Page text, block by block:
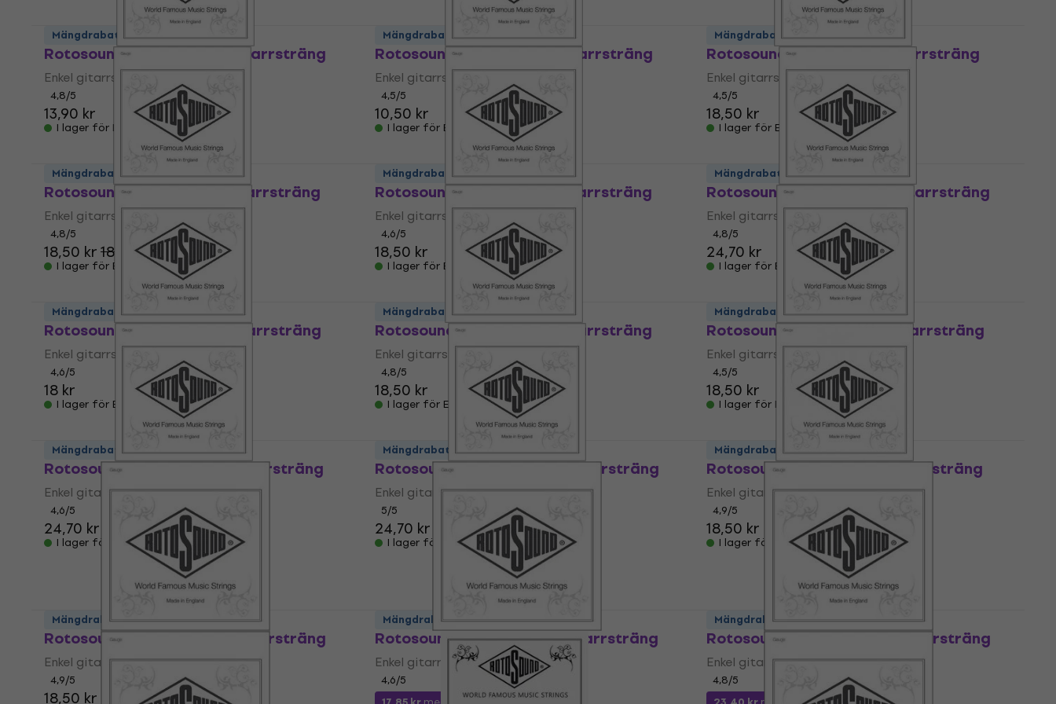
Rotosound NP 009 Enkel gitarrsträng
Enkel gitarrsträng
4,8/5
13,90 kr
I lager för E-shop
Rotosound NP 010 Enkel gitarrsträng
Enkel gitarrsträng
4,5/5
10,50 kr
I lager för E-shop
Rotosound NP 011 Enkel gitarrsträng
Enkel gitarrsträng
4,5/5
18,50 kr
I lager för E-shop
Mängdrabatt
Rotosound NP 013 Enkel gitarrsträng
Enkel gitarrsträng
4,8/5
18,50 kr18,70 kr
I lager för E-shop
Mängdrabatt
Rotosound NP 012 Enkel gitarrsträng
Enkel gitarrsträng
4,6/5
18,50 kr
I lager för E-shop
Mängdrabatt
Rotosound NC 028 Enkel gitarrsträng
Enkel gitarrsträng
4,8/5
24,70 kr
I lager för E-shop
Mängdrabatt
Rotosound NP 018 Enkel gitarrsträng
Enkel gitarrsträng
4,6/5
18 kr
I lager för E-shop
Mängdrabatt
Rotosound NP 016 Enkel gitarrsträng
Enkel gitarrsträng
4,8/5
18,50 kr
I lager för E-shop
Mängdrabatt
Rotosound NP 014 Enkel gitarrsträng
Enkel gitarrsträng
4,5/5
18,50 kr
I lager för E-shop
Mängdrabatt
Rotosound NC 018 Enkel gitarrsträng
Enkel gitarrsträng
4,6/5
24,70 kr
I lager för E-shop
Mängdrabatt
Rotosound NC 020 Enkel gitarrsträng
Enkel gitarrsträng
5/5
24,70 kr
I lager för E-shop
Mängdrabatt
Rotosound NP 015 Enkel gitarrsträng
Enkel gitarrsträng
4,9/5
18,50 kr
I lager för E-shop
Mängdrabatt
Rotosound NP 008 Enkel gitarrsträng
Enkel gitarrsträng
4,9/5
18,50 kr
Mängdrabatt
Rotosound NC 026 Enkel gitarrsträng
Enkel gitarrsträng
4,6/5
Mängdrabatt
Rotosound NC 060 Enkel gitarrsträng
Enkel gitarrsträng
4,8/5
Mängdrabatt Mängdrabatt Mängdrabatt